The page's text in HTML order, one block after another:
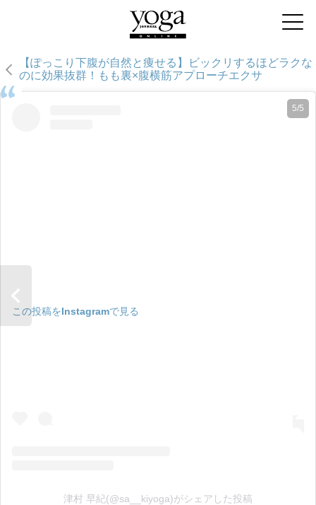
【ぽっこり下腹が自然と痩せる】ビックリするほどラクな
のに効果抜群！もも裏×腹横筋アプローチエクサ
この投稿をInstagramで見る
津村 早紀(@sa__kiyoga)がシェアした投稿
5/5